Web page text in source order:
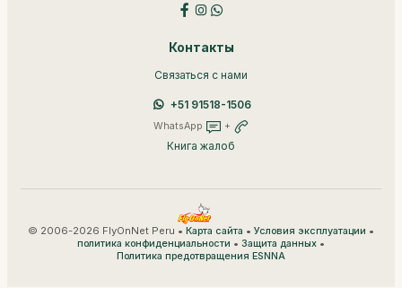
Контакты
Связаться с нами
+51 91518-1506
WhatsApp +
Книга жалоб
© 2006-2026 FlyOnNet Peru • Карта сайта • Условия эксплуатации •
политика конфиденциальности • Защита данных •
Политика предотвращения ESNNA